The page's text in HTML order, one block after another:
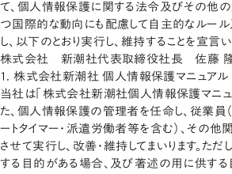
て、個人情報保護に関する法令及びその他の
つ国際的な動向にも配慮して自主的なルー
し、以下のとおり実行し、維持することを宣言い
株式会社 新潮社代表取締役社長 佐藤
1. 株式会社新潮社 個人情報保護マニュアル
当社は「 株式会社新潮社個人情報保護マニ
た、個人情報保護の管理者を任命し、従業員
ートタイマー・派遣労働者等を含む）、その
させて実行し、改善・維持してまいります。た
する目的がある場合、及び著述の用に供す